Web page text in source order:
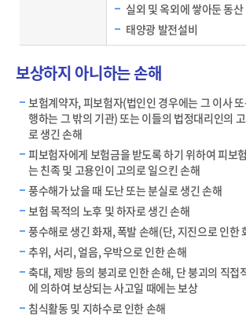
실외 및 옥외에 쌓아둔 동산
태양광 발전설비
보상하지 아니하는 손해
보험계약자, 피보험자(법인인 경우에는 그 이사
행하는 그 밖의 기관) 또는 이들의 법정대리인의
로 생긴 손해
피보험자에게 보험금을 받도록 하기 위하여 피보
는 친족 및 고용인이 고의로 일으킨 손해
풍수해가 났을 때 도난 또는 분실로 생긴 손해
보험 목적의 노후 및 하자로 생긴 손해
풍수해로 생긴 화재, 폭발 손해(단, 지진으로 인한
추위, 서리, 얼음, 우박으로 인한 손해
축대, 제방 등의 붕괴로 인한 손해, 단 붕괴의 직접
에 의하여 보상되는 사고일 때에는 보상
침식활동 및 지하수로 인한 손해